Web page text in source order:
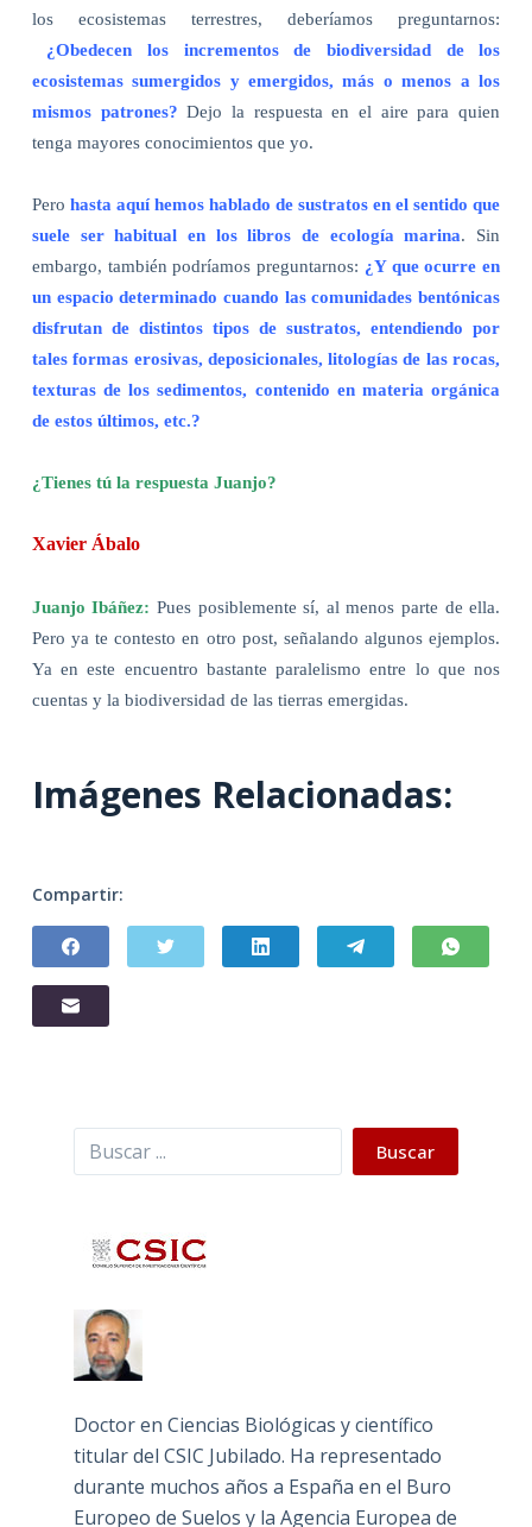
los ecosistemas terrestres, deberíamos preguntarnos:
¿Obedecen los incrementos de biodiversidad de los
ecosistemas sumergidos y emergidos, más o menos a los
mismos patrones? Dejo la respuesta en el aire para quien
tenga mayores conocimientos que yo.
Pero hasta aquí hemos hablado de sustratos en el sentido que
suele ser habitual en los libros de ecología marina. Sin
embargo, también podríamos preguntarnos: ¿Y que ocurre en
un espacio determinado cuando las comunidades bentónicas
disfrutan de distintos tipos de sustratos, entendiendo por
tales formas erosivas, deposicionales, litologías de las rocas,
texturas de los sedimentos, contenido en materia orgánica
de estos últimos, etc.?
¿Tienes tú la respuesta Juanjo?
Xavier Ábalo
Juanjo Ibáñez: Pues posiblemente sí, al menos parte de ella.
Pero ya te contesto en otro post, señalando algunos ejemplos.
Ya en este encuentro bastante paralelismo entre lo que nos
cuentas y la biodiversidad de las tierras emergidas.
Imágenes Relacionadas:
Compartir:
Buscar Buscar
Doctor en Ciencias Biológicas y científico
titular del CSIC Jubilado. Ha representado
durante muchos años a España en el Buro
Europeo de Suelos y la Agencia Europea de